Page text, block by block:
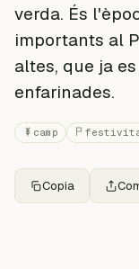
verda. És
importants al
altes, que ja
enfarinades.
camp
Copia